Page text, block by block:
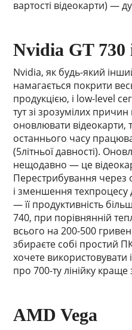
вартості відеокарти) —
Nvidia GT 730
Nvidia, як будь-який
намагається покрити
продукцією, і low-level
тут зі зрозумілих
оновлювати
останнього часу
(5літньої давності).
нещодавно — це
Перестрибування через
і зменшення
— її продуктивність
740, при порівнянній
всього на 200-500
збираєте собі простий
хочете використовувати
про 700-ту лінійку краще
AMD Vega